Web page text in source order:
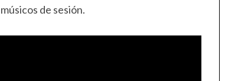
de sesión.